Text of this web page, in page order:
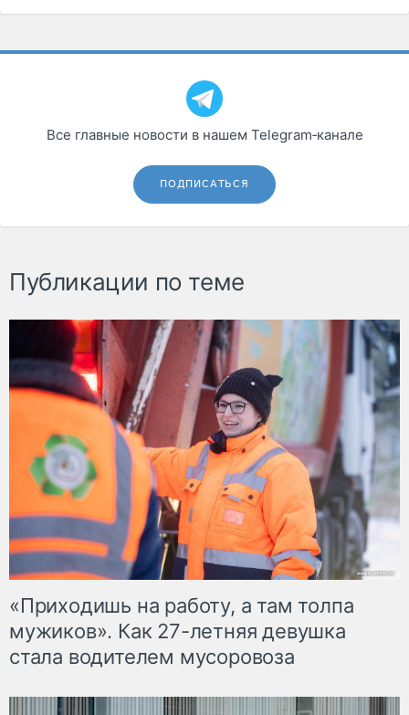
Все главные новости в нашем Telegram‑канале
ПОДПИСАТЬСЯ
Публикации по теме
«Приходишь на работу, а там толпа
мужиков». Как 27-летняя девушка
стала водителем мусоровоза